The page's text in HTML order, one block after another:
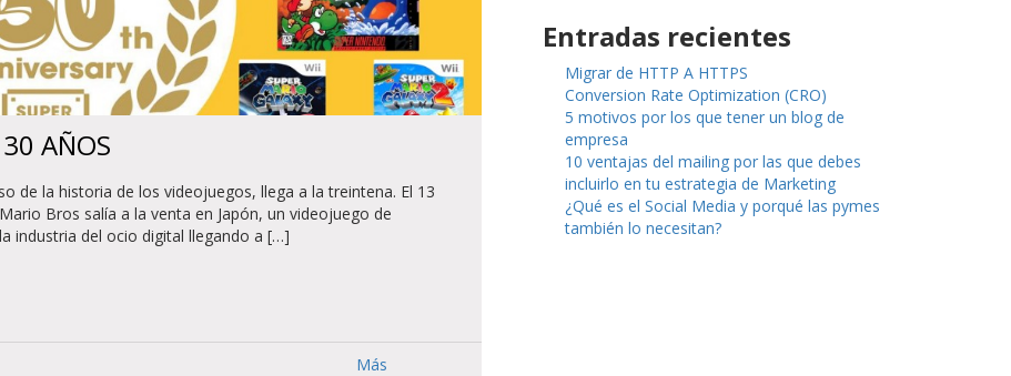
AÑOS
de la historia de los videojuegos, llega a la treintena. El 13
Bros salía a la venta en Japón, un videojuego de
industria del ocio digital llegando a […]
Más
Entradas recientes
Migrar de HTTP A HTTPS
Conversion Rate Optimization (CRO)
5 motivos por los que tener un blog de
empresa
10 ventajas del mailing por las que debes
incluirlo en tu estrategia de Marketing
¿Qué es el Social Media y porqué las pymes
también lo necesitan?